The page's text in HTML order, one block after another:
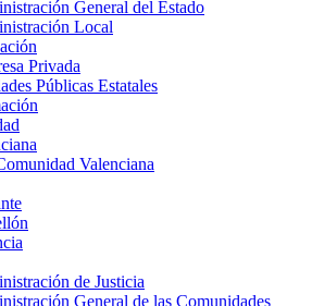
General del Estado
Local
Privada
Públicas Estatales
Valenciana
de Justicia
General de las Comunidades